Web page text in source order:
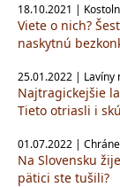
18.10.2021 |
Viete o nich?
naskytnú
25.01.2022 | Lavíny
Najtragickejšie
Tieto otriasli i
01.07.2022 |
Na Slovensku
pätici ste tušili?